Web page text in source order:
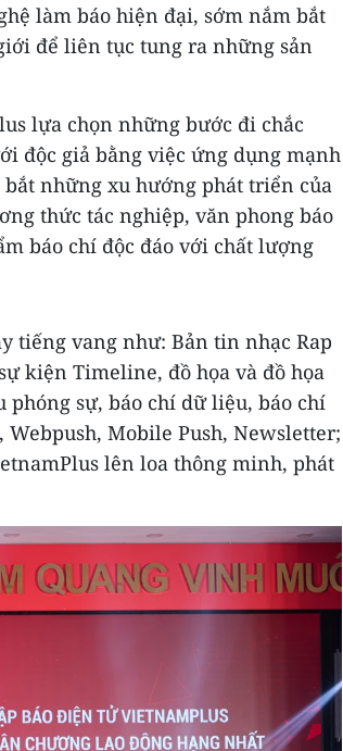
làm báo hiện đại, sớm nắm bắt
để liên tục tung ra những sản
lựa chọn những bước đi chắc
độc giả bằng việc ứng dụng mạnh
những xu hướng phát triển của
thức tác nghiệp, văn phong báo
báo chí độc đáo với chất lượng
tiếng vang như: Bản tin nhạc Rap
kiện Timeline, đồ họa và đồ họa
sự, báo chí dữ liệu, báo chí
Mobile Push, Newsletter;
lên loa thông minh, phát